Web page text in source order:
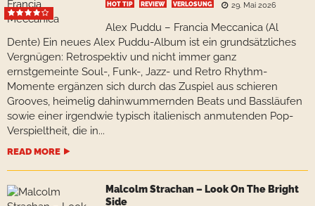
HOT TIP REVIEW VERLOSUNG 29. Mai 2026
Alex Puddu – Francia Meccanica (Al
Dente) Ein neues Alex Puddu-Album ist ein grundsätzliches
Vergnügen: Retrospektiv und nicht immer ganz
ernstgemeinte Soul-, Funk-, Jazz- und Retro Rhythm-
Momente ergänzen sich durch das Zuspiel aus schieren
Grooves, heimelig dahinwummernden Beats und Bassläufen
sowie einer irgendwie typisch italienisch anmutenden Pop-
Verspieltheit, die in...
READ MORE
Malcolm Strachan – Look On The Bright
Side